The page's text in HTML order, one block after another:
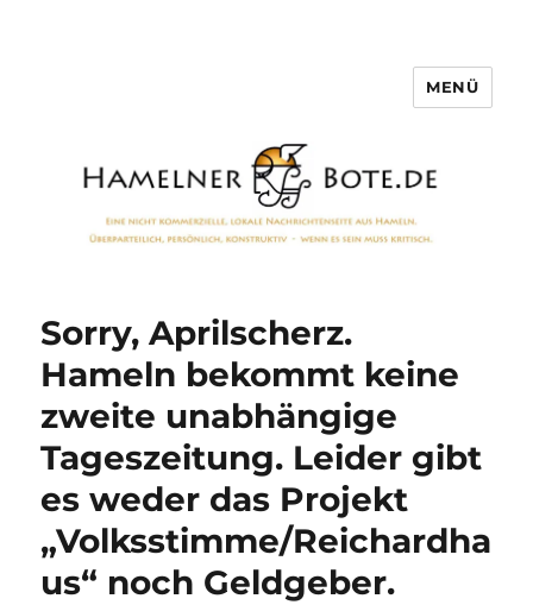
MENÜ
Sorry, Aprilscherz.
Hameln bekommt keine
zweite unabhängige
Tageszeitung. Leider gibt
es weder das Projekt
„Volksstimme/Reichardha
us“ noch Geldgeber.